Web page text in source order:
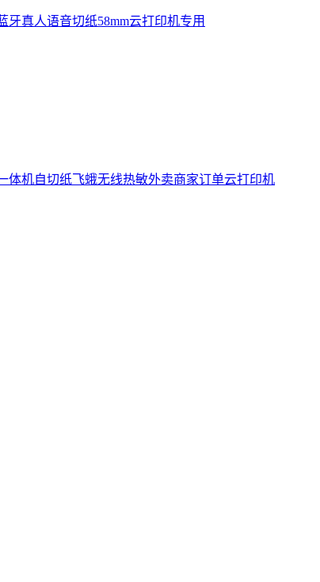
真人语音切纸58mm云打印机专用
体机自切纸飞蛾无线热敏外卖商家订单云打印机